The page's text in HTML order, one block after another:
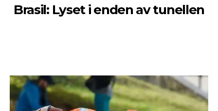
Brasil: Lyset i enden av tunellen